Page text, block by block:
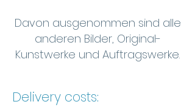
Davon ausgenommen sind alle
anderen Bilder, Original-
Kunstwerke und Auftragswerke.
Delivery costs: